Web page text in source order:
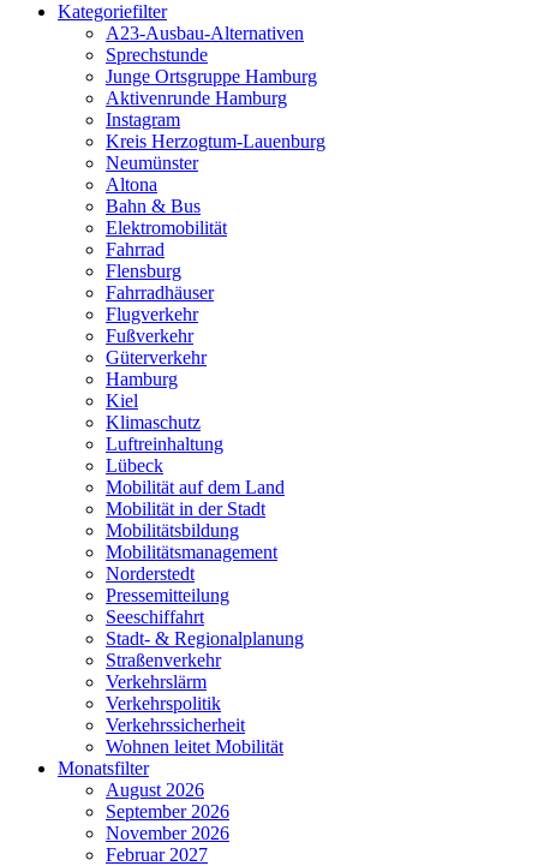
Kategoriefilter
A23-Ausbau-Alternativen
Sprechstunde
Junge Ortsgruppe Hamburg
Aktivenrunde Hamburg
Instagram
Kreis Herzogtum-Lauenburg
Neumünster
Altona
Bahn & Bus
Elektromobilität
Fahrrad
Flensburg
Fahrradhäuser
Flugverkehr
Fußverkehr
Güterverkehr
Hamburg
Kiel
Klimaschutz
Luftreinhaltung
Lübeck
Mobilität auf dem Land
Mobilität in der Stadt
Mobilitätsbildung
Mobilitätsmanagement
Norderstedt
Pressemitteilung
Seeschiffahrt
Stadt- & Regionalplanung
Straßenverkehr
Verkehrslärm
Verkehrspolitik
Verkehrssicherheit
Wohnen leitet Mobilität
Monatsfilter
August 2026
September 2026
November 2026
Februar 2027